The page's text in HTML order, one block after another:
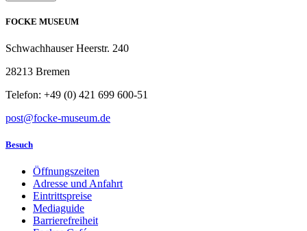
FOCKE MUSEUM
Schwachhauser Heerstr. 240
28213 Bremen
Telefon: +49 (0) 421 699 600-51
post@focke-museum.de
Besuch
Öffnungszeiten
Adresse und Anfahrt
Eintrittspreise
Mediaguide
Barrierefreiheit